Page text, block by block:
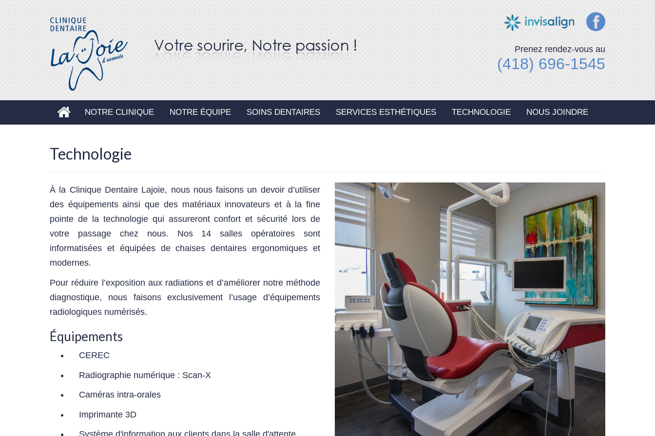
Prenez rendez-vous au
(418) 696-1545
ACCUEIL
NOTRE CLINIQUE NOTRE ÉQUIPE SOINS DENTAIRES SERVICES ESTHÉTIQUES TECHNOLOGIE NOUS JOINDRE
Technologie
À la Clinique Dentaire Lajoie, nous nous faisons un devoir d’utiliser
des équipements ainsi que des matériaux innovateurs et à la fine
pointe de la technologie qui assureront confort et sécurité lors de
votre passage chez nous. Nos 14 salles opératoires sont
informatisées et équipées de chaises dentaires ergonomiques et
modernes.
Pour réduire l’exposition aux radiations et d’améliorer notre méthode
diagnostique, nous faisons exclusivement l’usage d’équipements
radiologiques numérisés.
Équipements
CEREC
Radiographie numérique : Scan-X
Caméras intra-orales
Imprimante 3D
Système d'information aux clients dans la salle d'attente